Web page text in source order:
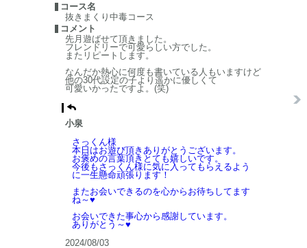
コース名
抜きまくり中毒コース
コメント
先月遊ばせて頂きました。
フレンドリーで可愛らしい方でした。
またリピートします。
なんだか熱心に何度も書いている人もいますけど
他の30代設定の子より遥かに優しくて
可愛いかったですよ。(笑)
小泉
さっくん様
本日はお遊び頂きありがとうございます。
お褒めの言葉頂きとても嬉しいです。
今後もさっくん様に気に入ってもらえるよう
に一生懸命頑張ります！
またお会いできるのを心からお待ちしてます
ね～♥️
お会いできた事心から感謝しています。
ありがとう～♥️
2024/08/03